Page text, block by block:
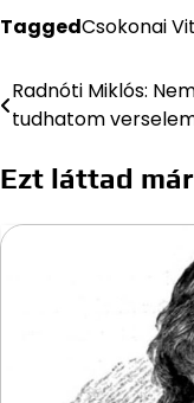
TaggedCsokonai
Bejegyzés
Radnóti Miklós:
tudhatom
Ezt láttad